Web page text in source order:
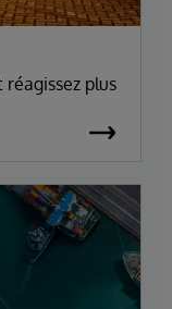
plus